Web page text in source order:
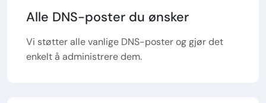
Alle DNS-poster du ønsker
Vi støtter alle vanlige DNS-poster og gjør det
enkelt å administrere dem.